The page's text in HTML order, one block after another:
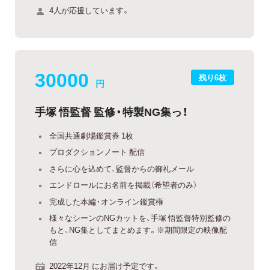
4人が応援しています。
残り6枚
30000 円
手塚 悟監督 監修・特製NG集っ！
全国共通劇場鑑賞券 1枚
プロダクションノート 配信
さらに心を込めて、監督からの御礼メール
エンドロールにお名前を掲載（希望者のみ）
完成した本編・オンライン鑑賞権
様々なシーンのNGカットを、手塚 悟監督特別監修の
もと、NG集としてまとめます。※期間限定の映像配
信
2022年12月 にお届け予定です。